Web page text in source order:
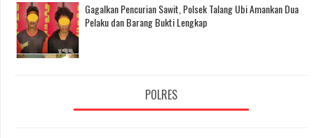
Gagalkan Pencurian Sawit, Polsek Talang Ubi Amankan Dua
Pelaku dan Barang Bukti Lengkap
POLRES